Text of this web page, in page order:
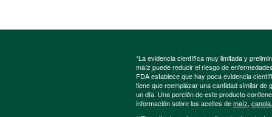
*La evidencia científica muy limitada y
maíz puede reducir el riesgo de
FDA establece que hay poca evidencia
tiene que reemplazar una cantidad similar
un día. Una porción de este producto
información sobre los aceites demaíz, canola